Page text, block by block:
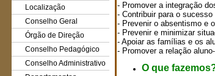
Localização
Conselho Geral
Órgão de Direção
Conselho Pedagógico
Conselho Administrativo
- Promover a integração
- Contribuir para o sucesso
- Prevenir o absentismo e
- Prevenir e minimizar
- Apoiar as famílias e os
- Promover a relação
O que